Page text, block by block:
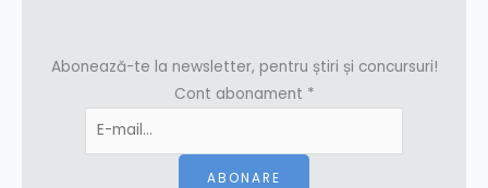
Abonează-te la newsletter, pentru știri și concursuri!
Cont abonament *
ABONARE